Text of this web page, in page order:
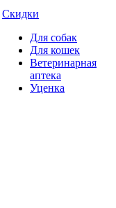
Скидки
Для собак
Для кошек
Ветеринарная
аптека
Уценка